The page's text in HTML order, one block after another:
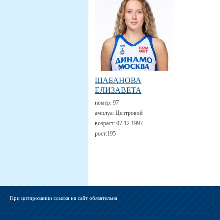
ШАБАНОВА
ЕЛИЗАВЕТА
номер: 97
амплуа: Центровой
возраст: 07.12.1997
рост:195
При цитировании ссылка на сайт обязательна